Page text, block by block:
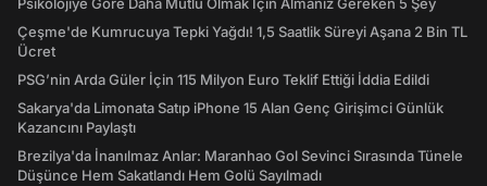
Psikolojiye Göre Daha Mutlu Olmak İçin Almanız Gereken 5 Şey
Çeşme'de Kumrucuya Tepki Yağdı! 1,5 Saatlik Süreyi Aşana 2 Bin TL
Ücret
PSG’nin Arda Güler İçin 115 Milyon Euro Teklif Ettiği İddia Edildi
Sakarya'da Limonata Satıp iPhone 15 Alan Genç Girişimci Günlük
Kazancını Paylaştı
Brezilya'da İnanılmaz Anlar: Maranhao Gol Sevinci Sırasında Tünele
Düşünce Hem Sakatlandı Hem Golü Sayılmadı